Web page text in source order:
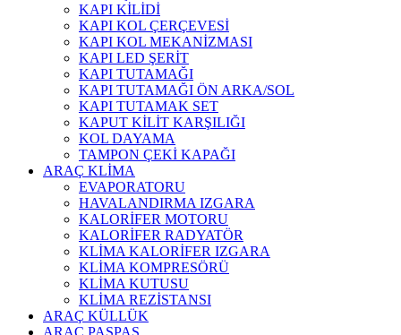
KAPI KİLİDİ
KAPI KOL ÇERÇEVESİ
KAPI KOL MEKANİZMASI
KAPI LED ŞERİT
KAPI TUTAMAĞI
KAPI TUTAMAĞI ÖN ARKA/SOL
KAPI TUTAMAK SET
KAPUT KİLİT KARŞILIĞI
KOL DAYAMA
TAMPON ÇEKİ KAPAĞI
ARAÇ KLİMA
EVAPORATORU
HAVALANDIRMA IZGARA
KALORİFER MOTORU
KALORİFER RADYATÖR
KLİMA KALORİFER IZGARA
KLİMA KOMPRESÖRÜ
KLİMA KUTUSU
KLİMA REZİSTANSI
ARAÇ KÜLLÜK